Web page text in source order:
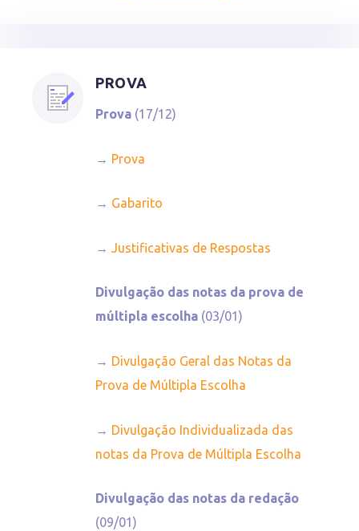
PROVA
Prova (17/12)
→ Prova
→ Gabarito
→ Justificativas de Respostas
Divulgação das notas da prova de
múltipla escolha (03/01)
→ Divulgação Geral das Notas da
Prova de Múltipla Escolha
→ Divulgação Individualizada das
notas da Prova de Múltipla Escolha
Divulgação das notas da redação
(09/01)